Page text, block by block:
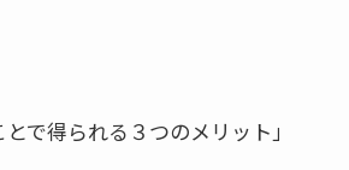
で得られる３つのメリット」